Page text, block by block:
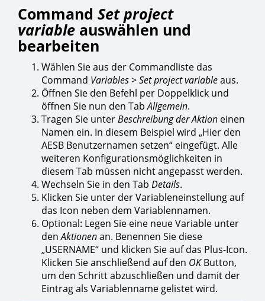
Command Set project
variable auswählen und
bearbeiten
Wählen Sie aus der Commandliste das
Command Variables>Set project variableaus.
Öffnen Sie den Befehl per Doppelklick und
öffnen Sie nun den TabAllgemein.
Tragen Sie unterBeschreibung der Aktion einen
Namen ein. In diesem Beispiel wird „Hier den
AESB Benutzernamen setzen“ eingefügt. Alle
weiteren Konfigurationsmöglichkeiten in
diesem Tab müssen nicht angepasst werden.
Wechseln Sie in den Tab Details.
Klicken Sie unter der Variableneinstellung auf
das Icon neben dem Variablennamen.
Optional: Legen Sie eine neue Variable unter
denAktionenan. Benennen Sie diese
„USERNAME“ und klicken Sie auf das Plus-Icon.
Klicken Sie anschließend auf den OKButton,
um den Schritt abzuschließen und damit der
Eintrag als Variablenname gelistet wird.